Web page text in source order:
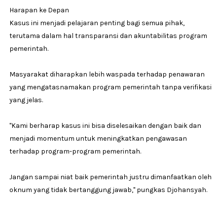
Harapan ke Depan
Kasus ini menjadi pelajaran penting bagi semua pihak,
terutama dalam hal transparansi dan akuntabilitas program
pemerintah.
Masyarakat diharapkan lebih waspada terhadap penawaran
yang mengatasnamakan program pemerintah tanpa verifikasi
yang jelas.
"Kami berharap kasus ini bisa diselesaikan dengan baik dan
menjadi momentum untuk meningkatkan pengawasan
terhadap program-program pemerintah.
Jangan sampai niat baik pemerintah justru dimanfaatkan oleh
oknum yang tidak bertanggung jawab," pungkas Djohansyah.